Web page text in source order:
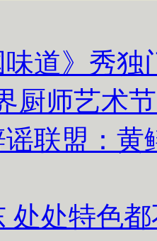
道》秀独
厨师艺术
联盟：
处处特色